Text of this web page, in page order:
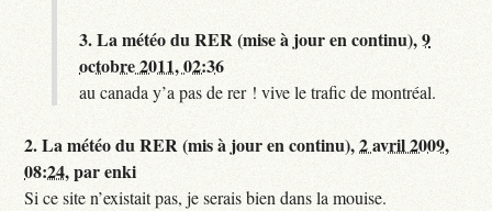
3.La météo du RER (mise à jour en continu),9
octobre 2011, 02:36
au canada y’a pas de rer ! vive le trafic de montréal.
2.La météo du RER (mis à jour en continu),2 avril 2009,
08:24,parenki
Si ce site n’existait pas, je serais bien dans la mouise.